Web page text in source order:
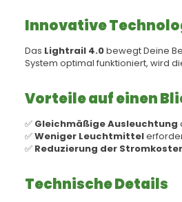
Innovative
Das Lightrail 4.0bewegt Deine
System optimal funktioniert, wird
Vorteile auf einen
✅ Gleichmäßige Ausleuchtung
✅Weniger Leuchtmittel
✅ Reduzierung der
Technische Details